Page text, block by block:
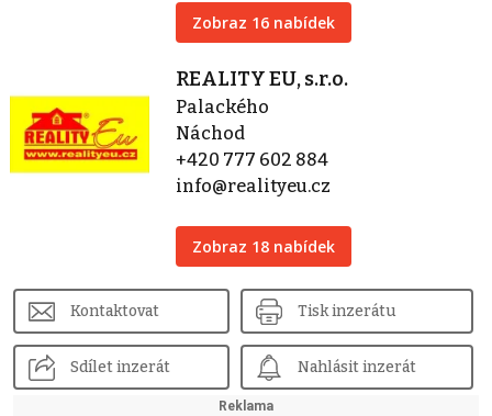
Zobraz 16 nabídek
REALITY EU, s.r.o.
Palackého
Náchod
+420 777 602 884
info@realityeu.cz
Zobraz 18 nabídek
Kontaktovat Tisk inzerátu
Sdílet inzerát Nahlásit inzerát